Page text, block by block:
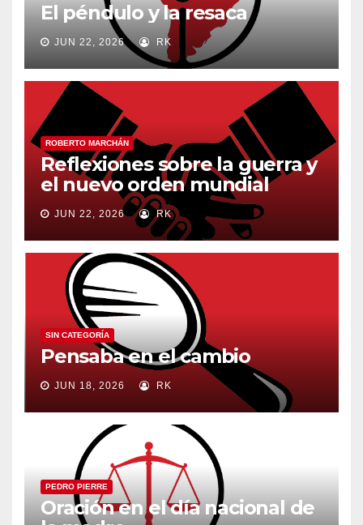
El péndulo y la resaca
JUN 22, 2026 RK
ROBERTO MARCHÁN
Reflexiones sobre la guerra y
el nuevo orden mundial
JUN 22, 2026 RK
SIN CATEGORÍA
Pensaba en el cambio
JUN 18, 2026 RK
PEDRO PIERRE
Oración en el día nacional de